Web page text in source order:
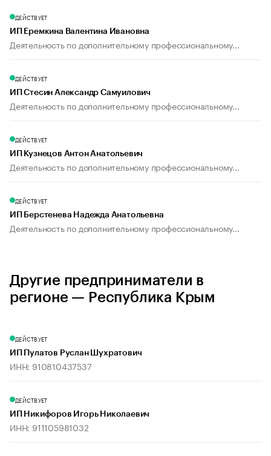
ДЕЙСТВУЕТ
ИП Еремкина Валентина Ивановна
Деятельность по дополнительному профессиональному...
ДЕЙСТВУЕТ
ИП Стесин Александр Самуилович
Деятельность по дополнительному профессиональному...
ДЕЙСТВУЕТ
ИП Кузнецов Антон Анатольевич
Деятельность по дополнительному профессиональному...
ДЕЙСТВУЕТ
ИП Берстенева Надежда Анатольевна
Деятельность по дополнительному профессиональному...
Другие предприниматели в
регионе — Республика Крым
ДЕЙСТВУЕТ
ИП Пулатов Руслан Шухратович
ИНН: 910810437537
ДЕЙСТВУЕТ
ИП Никифоров Игорь Николаевич
ИНН: 911105981032